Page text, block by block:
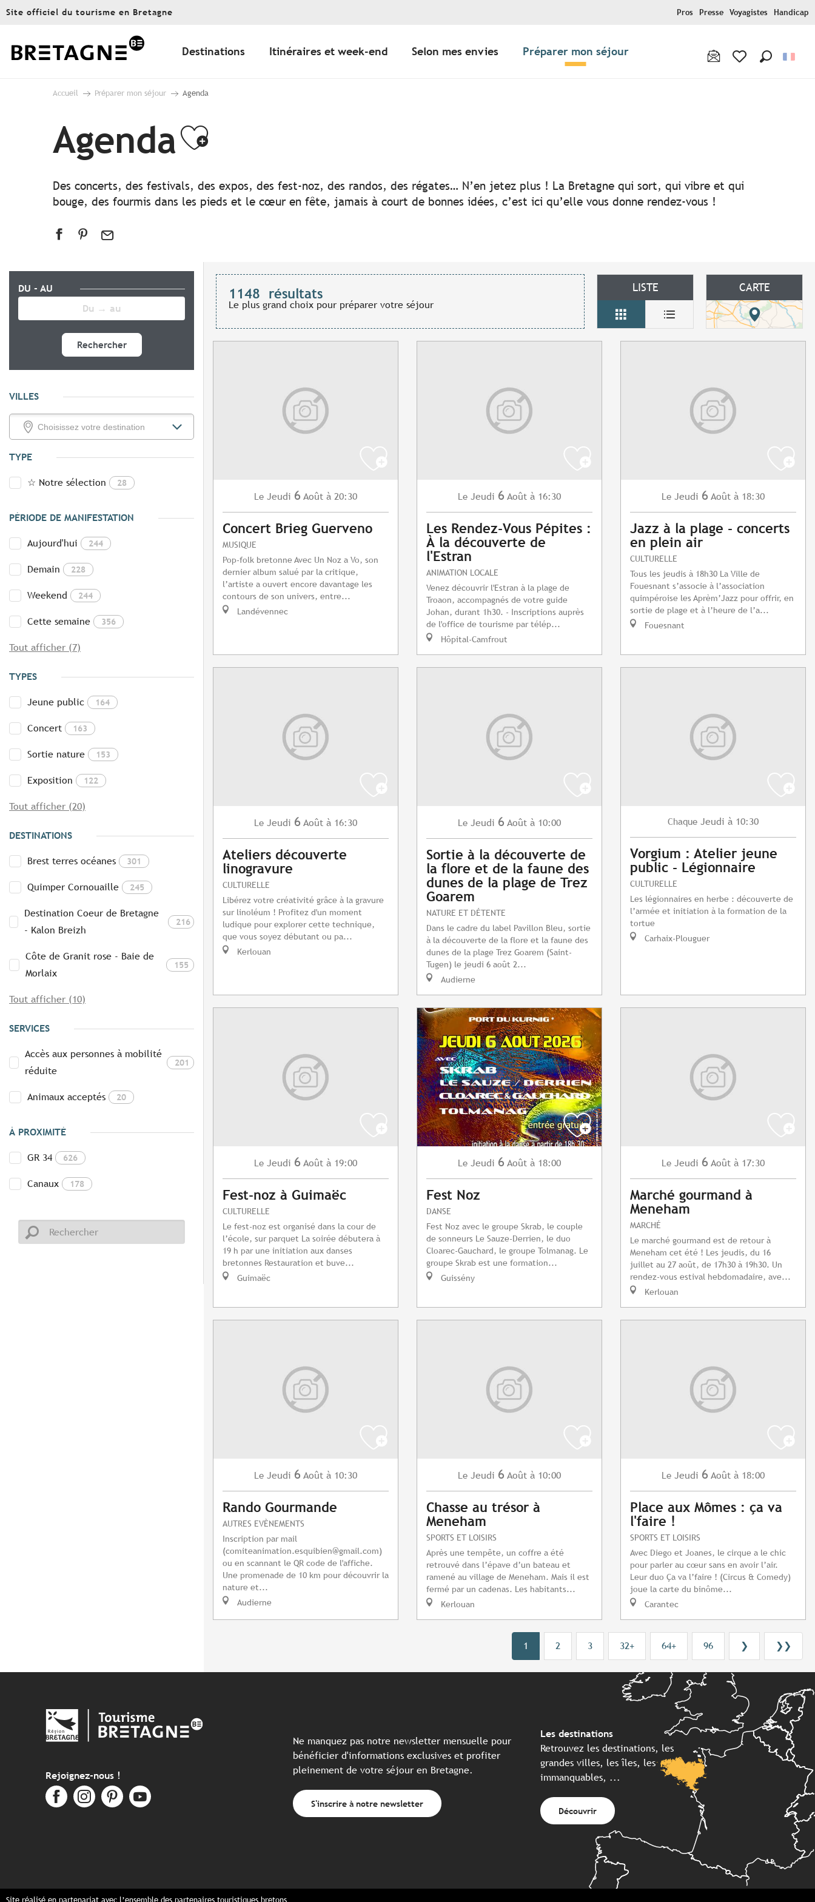
Aller
principal
Site officiel du tourisme en Bretagne Pros Presse Voyagistes Handicap
Destinations Itinéraires et week-end Selon mes envies Préparer mon séjour
Accueil Préparer mon séjour Agenda
AgendaAjouter aux favoris
Des concerts, des festivals, des expos, des fest-noz, des randos, des régates… N’en jetez plus ! La Bretagne qui sort, qui vibre et qui
bouge, des fourmis dans les pieds et le cœur en fête, jamais à court de bonnes idées, c’est ici qu’elle vous donne rendez-vous !
DU - AU
Rechercher
VILLES
TYPE
☆ Notre sélection 28
PÉRIODE DE MANIFESTATION
Aujourd'hui 244
Demain 228
Weekend 244
Cette semaine 356
Tout afficher (7)
TYPES
Jeune public 164
Concert 163
Sortie nature 153
Exposition 122
Tout afficher (20)
DESTINATIONS
Brest terres océanes 301
Quimper Cornouaille 245
Destination Coeur de Bretagne
- Kalon Breizh
216
Côte de Granit rose - Baie de
Morlaix
155
Tout afficher (10)
SERVICES
Accès aux personnes à mobilité
réduite
201
Animaux acceptés 20
À PROXIMITÉ
GR 34 626
Canaux 178
1148 résultats
Le plus grand choix pour préparer votre séjour
LISTE CARTE
Le Jeudi 6 Août à 20:30
Concert Brieg Guerveno
MUSIQUE
Pop-folk bretonne Avec Un Noz a Vo, son
dernier album salué par la critique,
l’artiste a ouvert encore davantage les
contours de son univers, entre...
Landévennec
Le Jeudi 6 Août à 16:30
Les Rendez-Vous Pépites :
À la découverte de
l'Estran
ANIMATION LOCALE
Venez découvrir l'Estran à la plage de
Troaon, accompagnés de votre guide
Johan, durant 1h30. - Inscriptions auprès
de l'office de tourisme par télép...
Hôpital-Camfrout
Le Jeudi 6 Août à 18:30
Jazz à la plage - concerts
en plein air
CULTURELLE
Tous les jeudis à 18h30 La Ville de
Fouesnant s’associe à l’association
quimpéroise les Aprèm’Jazz pour offrir, en
sortie de plage et à l’heure de l’a...
Fouesnant
Le Jeudi 6 Août à 16:30
Ateliers découverte
linogravure
CULTURELLE
Libérez votre créativité grâce à la gravure
sur linoléum ! Profitez d'un moment
ludique pour explorer cette technique,
que vous soyez débutant ou pa...
Kerlouan
Le Jeudi 6 Août à 10:00
Sortie à la découverte de
la flore et de la faune des
dunes de la plage de Trez
Goarem
NATURE ET DÉTENTE
Dans le cadre du label Pavillon Bleu, sortie
à la découverte de la flore et la faune des
dunes de la plage Trez Goarem (Saint-
Tugen) le jeudi 6 août 2...
Audierne
Chaque Jeudi à 10:30
Vorgium : Atelier jeune
public - Légionnaire
CULTURELLE
Les légionnaires en herbe : découverte de
l’armée et initiation à la formation de la
tortue
Carhaix-Plouguer
Le Jeudi 6 Août à 19:00
Fest-noz à Guimaëc
CULTURELLE
Le fest-noz est organisé dans la cour de
l’école, sur parquet La soirée débutera à
19 h par une initiation aux danses
bretonnes Restauration et buve...
Guimaëc
Le Jeudi 6 Août à 18:00
Fest Noz
DANSE
Fest Noz avec le groupe Skrab, le couple
de sonneurs Le Sauze-Derrien, le duo
Cloarec-Gauchard, le groupe Tolmanag. Le
groupe Skrab est une formation...
Guissény
Le Jeudi 6 Août à 17:30
Marché gourmand à
Meneham
MARCHÉ
Le marché gourmand est de retour à
Meneham cet été ! Les jeudis, du 16
juillet au 27 août, de 17h30 à 19h30. Un
rendez-vous estival hebdomadaire, ave...
Kerlouan
Le Jeudi 6 Août à 10:30
Rando Gourmande
AUTRES EVÈNEMENTS
Inscription par mail
(comiteanimation.esquibien@gmail.com)
ou en scannant le QR code de l'affiche.
Une promenade de 10 km pour découvrir la
nature et...
Audierne
Le Jeudi 6 Août à 10:00
Chasse au trésor à
Meneham
SPORTS ET LOISIRS
Après une tempête, un coffre a été
retrouvé dans l’épave d’un bateau et
ramené au village de Meneham. Mais il est
fermé par un cadenas. Les habitants...
Kerlouan
Le Jeudi 6 Août à 18:00
Place aux Mômes : ça va
l'faire !
SPORTS ET LOISIRS
Avec Diego et Joanes, le cirque a le chic
pour parler au cœur sans en avoir l’air.
Leur duo Ça va l’faire ! (Circus & Comedy)
joue la carte du binôme...
Carantec
1 2 3 32+ 64+ 96 ❯ ❯❯
Rejoignez-nous !
Ne manquez pas notre newsletter mensuelle pour
bénéficier d'informations exclusives et profiter
pleinement de votre séjour en Bretagne.
S'inscrire à notre newsletter
Les destinations
Retrouvez les destinations, les
grandes villes, les îles, les
immanquables, ...
Découvrir
Site réalisé en partenariat avec l’ensemble des partenaires touristiques bretons